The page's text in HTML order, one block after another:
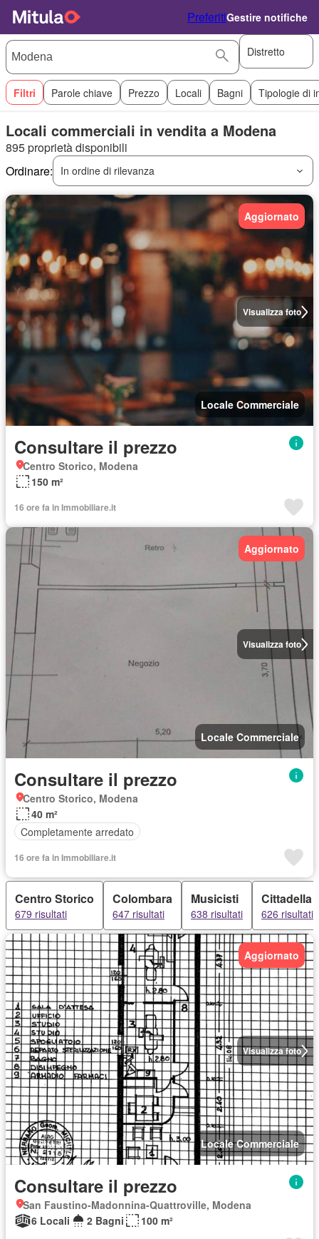
PreferitiGestire notifiche
Distretto
Filtri Parole chiave Prezzo Locali Bagni Tipologie di
Locali commerciali in vendita a Modena
895 proprietà disponibili
Ordinare:
In ordine di rilevanza
Visualizza foto
Aggiornato
Locale Commerciale
Consultare il prezzo
Centro Storico, Modena
150 m²
16 ore fa in Immobiliare.it
Visualizza foto
Aggiornato
Locale Commerciale
Consultare il prezzo
Centro Storico, Modena
40 m²
Completamente arredato
16 ore fa in Immobiliare.it
Centro Storico
679 risultati
Colombara
647 risultati
Musicisti
638 risultati
Cittadella
626 risultati
Visualizza foto
Aggiornato
Locale Commerciale
Consultare il prezzo
San Faustino-Madonnina-Quattroville, Modena
6 Locali
2 Bagni 100 m²